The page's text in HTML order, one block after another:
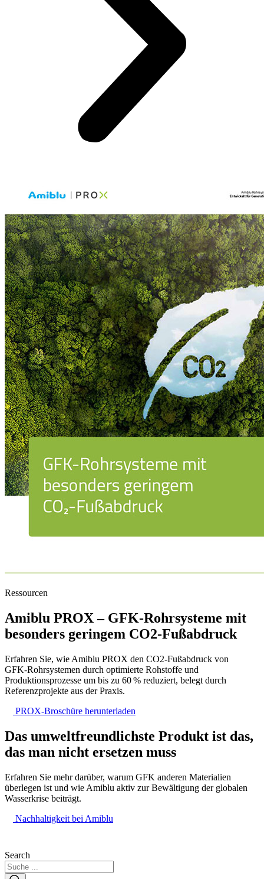
Ressourcen
Amiblu PROX – GFK-Rohrsysteme mit
besonders geringem CO2-Fußabdruck
Erfahren Sie, wie Amiblu PROX den CO2‑Fußabdruck von
GFK‑Rohrsystemen durch optimierte Rohstoffe und
Produktionsprozesse um bis zu 60 % reduziert, belegt durch
Referenzprojekte aus der Praxis.
PROX-Broschüre herunterladen
Das umweltfreundlichste Produkt ist das,
das man nicht ersetzen muss
Erfahren Sie mehr darüber, warum GFK anderen Materialien
überlegen ist und wie Amiblu aktiv zur Bewältigung der globalen
Wasserkrise beiträgt.
Nachhaltigkeit bei Amiblu
Search